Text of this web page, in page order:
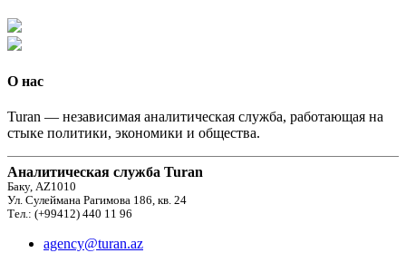
О нас
Turan — независимая аналитическая служба, работающая на
стыке политики, экономики и общества.
Аналитическая служба Turan
Баку, AZ1010
Ул. Сулеймана Рагимова 186, кв. 24
Тел.: (+99412) 440 11 96
agency@turan.az